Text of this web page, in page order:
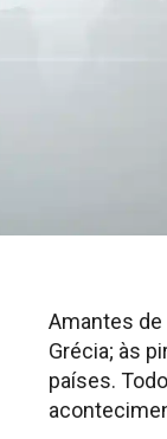
Amantes
Grécia; às
países.